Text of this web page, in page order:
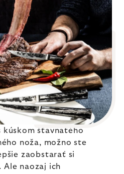
šťavnatého
noža, možno ste
zaobstarať si
Ale naozaj ich